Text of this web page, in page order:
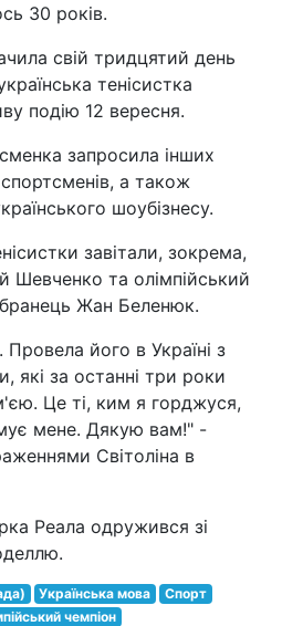
30 років.
свій тридцятий день
тенісистка
подію 12 вересня.
запросила інших
а також
шоубізнесу.
завітали, зокрема,
Шевченко та олімпійський
Жан Беленюк.
Провела його в Україні з
які за останні три роки
Це ті, ким я горджуся,
мене. Дякую вам!" -
Світоліна в
Реала одружився зі
Українська мова
Спорт
чемпіон